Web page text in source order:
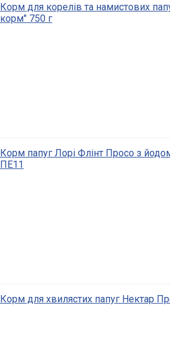
Корм для корелів та намистових
корм" 750 г
Корм папуг Лорі Флінт Просо з
ПЕ11
Корм для хвилястих папуг Нектар